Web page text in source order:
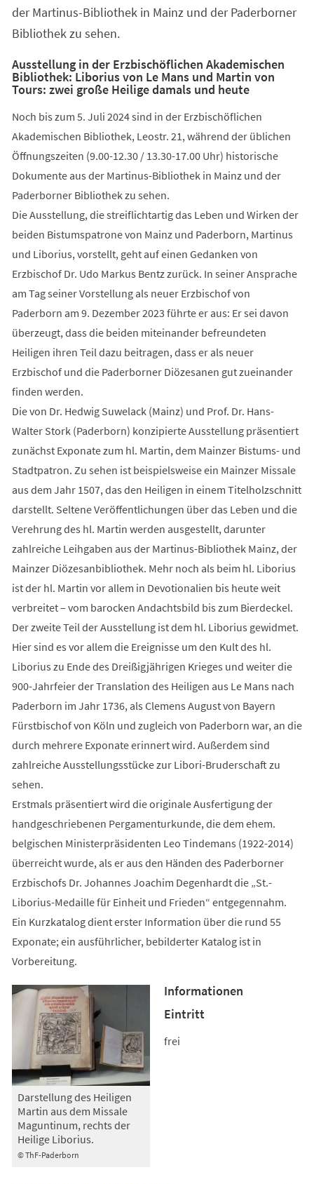
der Martinus-Bibliothek in Mainz und der Paderborner
Bibliothek zu sehen.
Ausstellung in der Erzbischöflichen Akademischen
Bibliothek: Liborius von Le Mans und Martin von
Tours: zwei große Heilige damals und heute
Noch bis zum 5. Juli 2024 sind in der Erzbischöflichen
Akademischen Bibliothek, Leostr. 21, während der üblichen
Öffnungszeiten (9.00-12.30 / 13.30-17.00 Uhr) historische
Dokumente aus der Martinus-Bibliothek in Mainz und der
Paderborner Bibliothek zu sehen.
Die Ausstellung, die streiflichtartig das Leben und Wirken der
beiden Bistumspatrone von Mainz und Paderborn, Martinus
und Liborius, vorstellt, geht auf einen Gedanken von
Erzbischof Dr. Udo Markus Bentz zurück. In seiner Ansprache
am Tag seiner Vorstellung als neuer Erzbischof von
Paderborn am 9. Dezember 2023 führte er aus: Er sei davon
überzeugt, dass die beiden miteinander befreundeten
Heiligen ihren Teil dazu beitragen, dass er als neuer
Erzbischof und die Paderborner Diözesanen gut zueinander
finden werden.
Die von Dr. Hedwig Suwelack (Mainz) und Prof. Dr. Hans-
Walter Stork (Paderborn) konzipierte Ausstellung präsentiert
zunächst Exponate zum hl. Martin, dem Mainzer Bistums- und
Stadtpatron. Zu sehen ist beispielsweise ein Mainzer Missale
aus dem Jahr 1507, das den Heiligen in einem Titelholzschnitt
darstellt. Seltene Veröffentlichungen über das Leben und die
Verehrung des hl. Martin werden ausgestellt, darunter
zahlreiche Leihgaben aus der Martinus-Bibliothek Mainz, der
Mainzer Diözesanbibliothek. Mehr noch als beim hl. Liborius
ist der hl. Martin vor allem in Devotionalien bis heute weit
verbreitet – vom barocken Andachtsbild bis zum Bierdeckel.
Der zweite Teil der Ausstellung ist dem hl. Liborius gewidmet.
Hier sind es vor allem die Ereignisse um den Kult des hl.
Liborius zu Ende des Dreißigjährigen Krieges und weiter die
900-Jahrfeier der Translation des Heiligen aus Le Mans nach
Paderborn im Jahr 1736, als Clemens August von Bayern
Fürstbischof von Köln und zugleich von Paderborn war, an die
durch mehrere Exponate erinnert wird. Außerdem sind
zahlreiche Ausstellungsstücke zur Libori-Bruderschaft zu
sehen.
Erstmals präsentiert wird die originale Ausfertigung der
handgeschriebenen Pergamenturkunde, die dem ehem.
belgischen Ministerpräsidenten Leo Tindemans (1922-2014)
überreicht wurde, als er aus den Händen des Paderborner
Erzbischofs Dr. Johannes Joachim Degenhardt die „St.-
Liborius-Medaille für Einheit und Frieden“ entgegennahm.
Ein Kurzkatalog dient erster Information über die rund 55
Exponate; ein ausführlicher, bebilderter Katalog ist in
Vorbereitung.
© ThF-Paderborn
Darstellung des Heiligen
Martin aus dem Missale
Maguntinum, rechts der
Heilige Liborius.
Informationen
Eintritt
frei